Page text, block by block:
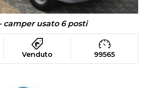
camper usato 6 posti
Venduto 99565